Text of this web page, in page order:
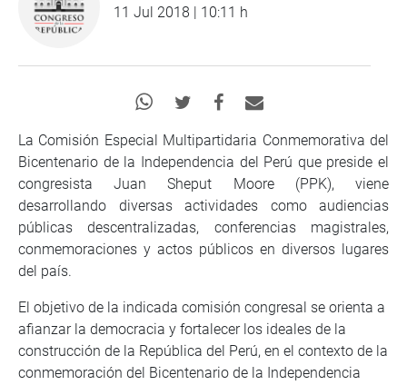
11 Jul 2018 | 10:11 h
La Comisión Especial Multipartidaria Conmemorativa del
Bicentenario de la Independencia del Perú que preside el
congresista Juan Sheput Moore (PPK), viene
desarrollando diversas actividades como audiencias
públicas descentralizadas, conferencias magistrales,
conmemoraciones y actos públicos en diversos lugares
del país.
El objetivo de la indicada comisión congresal se orienta a
afianzar la democracia y fortalecer los ideales de la
construcción de la República del Perú, en el contexto de la
conmemoración del Bicentenario de la Independencia